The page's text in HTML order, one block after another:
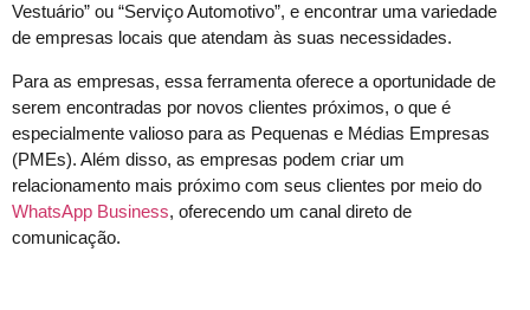
Vestuário” ou “Serviço Automotivo”, e encontrar uma variedade
de empresas locais que atendam às suas necessidades.
Para as empresas, essa ferramenta oferece a oportunidade de
serem encontradas por novos clientes próximos, o que é
especialmente valioso para as Pequenas e Médias Empresas
(PMEs). Além disso, as empresas podem criar um
relacionamento mais próximo com seus clientes por meio do
WhatsApp Business, oferecendo um canal direto de
comunicação.